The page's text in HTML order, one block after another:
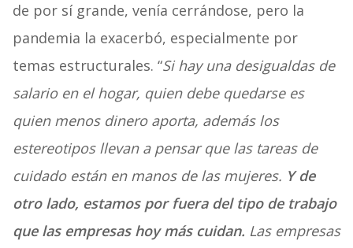
de por sí grande, venía cerrándose, pero la
pandemia la exacerbó, especialmente por
temas estructurales. “Si hay una desigualdas de
salario en el hogar, quien debe quedarse es
quien menos dinero aporta, además los
estereotipos llevan a pensar que las tareas de
cuidado están en manos de las mujeres. Y de
otro lado, estamos por fuera del tipo de trabajo
que las empresas hoy más cuidan. Las empresas